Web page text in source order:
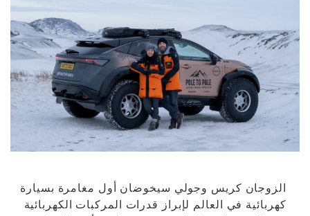
الزوجان كريس وجولي سيخوضان أول مغامرة بسيارة
كهربائية في العالم لإبراز قدرات المركبات الكهربائية